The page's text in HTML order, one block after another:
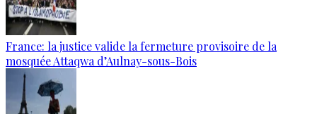
France: la justice valide la fermeture provisoire de la
mosquée Attaqwa d’Aulnay-sous-Bois